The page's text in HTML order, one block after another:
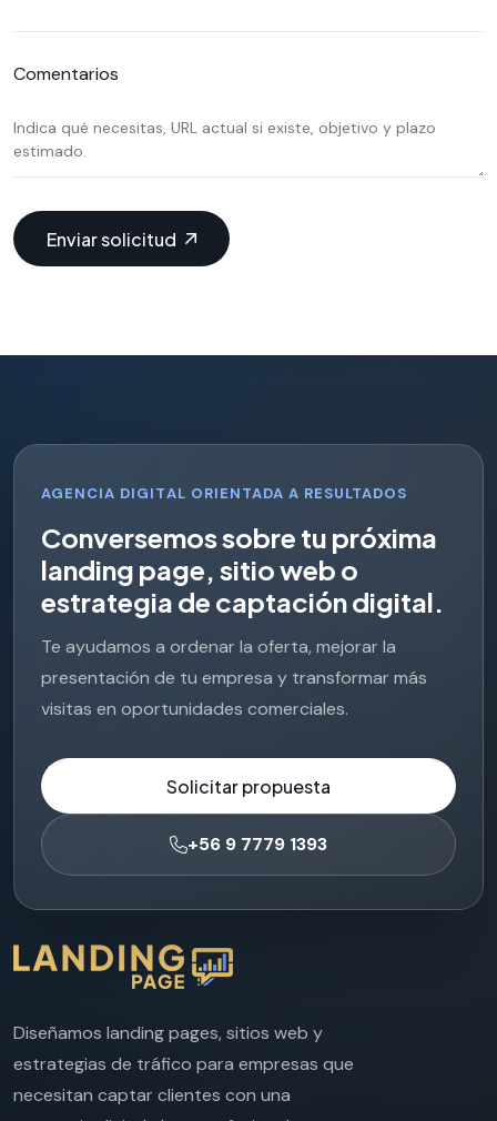
Comentarios
Enviar solicitud
AGENCIA DIGITAL ORIENTADA A RESULTADOS
Conversemossobre tu próxima
landing page, sitioweb o
estrategia de captacióndigital.
Te ayudamos a ordenar la oferta, mejorar la
presentación de tu empresa y transformar más
visitas en oportunidades comerciales.
Solicitar propuesta
+56 9 7779 1393
Diseñamos landing pages, sitios web y
estrategias de tráfico para empresas que
necesitan captar clientes con una